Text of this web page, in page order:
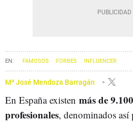
FAMOSOS FORBES INFLUENCER
Mª José Mendoza Barragán
En España existen más de
profesionales, denominados así